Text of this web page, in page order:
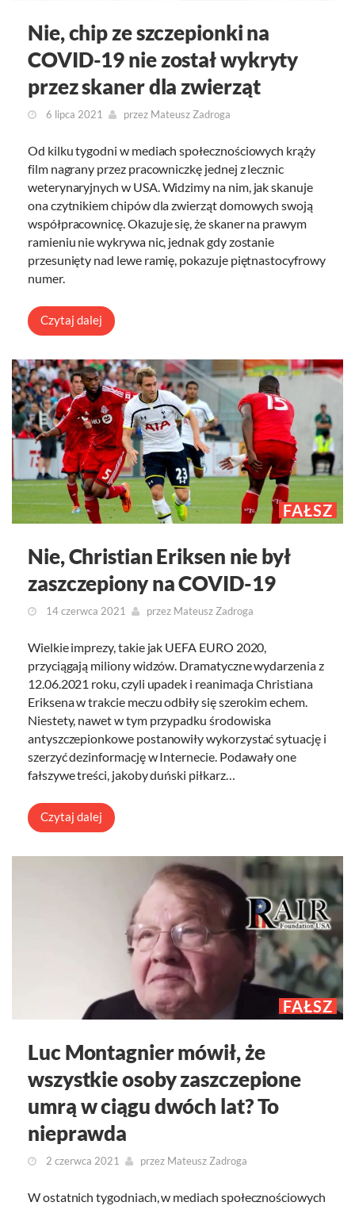
Nie, chip ze szczepionki na
COVID-19 nie został wykryty
przez skaner dla zwierząt
6 lipca 2021 przez Mateusz Zadroga
Od kilku tygodni w mediach społecznościowych krąży
film nagrany przez pracowniczkę jednej z lecznic
weterynaryjnych w USA. Widzimy na nim, jak skanuje
ona czytnikiem chipów dla zwierząt domowych swoją
współpracownicę. Okazuje się, że skaner na prawym
ramieniu nie wykrywa nic, jednak gdy zostanie
przesunięty nad lewe ramię, pokazuje piętnastocyfrowy
numer.
Czytaj dalej
FAŁSZ
Nie, Christian Eriksen nie był
zaszczepiony na COVID-19
14 czerwca 2021 przez Mateusz Zadroga
Wielkie imprezy, takie jak UEFA EURO 2020,
przyciągają miliony widzów. Dramatyczne wydarzenia z
12.06.2021 roku, czyli upadek i reanimacja Christiana
Eriksena w trakcie meczu odbiły się szerokim echem.
Niestety, nawet w tym przypadku środowiska
antyszczepionkowe postanowiły wykorzystać sytuację i
szerzyć dezinformację w Internecie. Podawały one
fałszywe treści, jakoby duński piłkarz…
Czytaj dalej
FAŁSZ
Luc Montagnier mówił, że
wszystkie osoby zaszczepione
umrą w ciągu dwóch lat? To
nieprawda
2 czerwca 2021 przez Mateusz Zadroga
W ostatnich tygodniach, w mediach społecznościowych